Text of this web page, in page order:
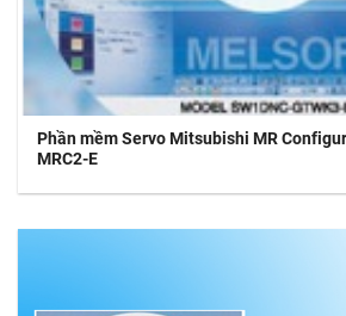
Phần mềm Servo Mitsubishi MR
MRC2-E